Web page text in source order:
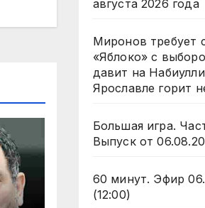
августа 2026 года
Миронов требует
«Яблоко» с
давит на
Ярославле горит
Большая игра.
Выпуск от
60 минут. Эфир
(12:00)